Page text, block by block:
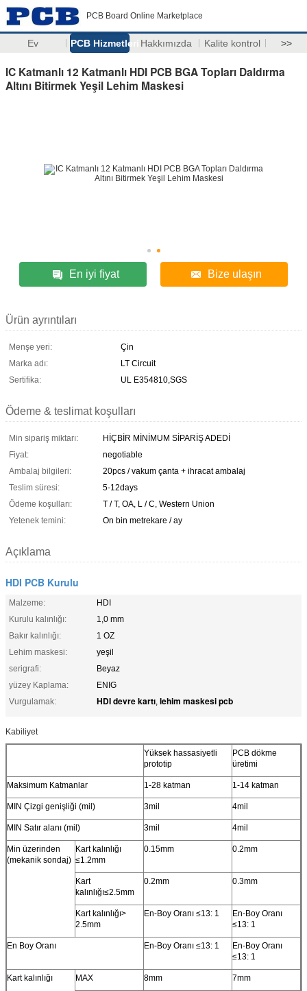
PCB Board Online Marketplace
Ev PCB Hizmetleri Hakkımızda Kalite kontrol >>
IC Katmanlı 12 Katmanlı HDI PCB BGA Topları Daldırma
Altını Bitirmek Yeşil Lehim Maskesi
En iyi fiyat Bize ulaşın
Ürün ayrıntıları
Menşe yeri:
Çin
Marka adı:
LT Circuit
Sertifika:
UL E354810,SGS
Ödeme & teslimat koşulları
Min sipariş miktarı:
HİÇBİR MİNİMUM SİPARİŞ ADEDİ
Fiyat:
negotiable
Ambalaj bilgileri:
20pcs / vakum çanta + ihracat ambalaj
Teslim süresi:
5-12days
Ödeme koşulları:
T / T, OA, L / C, Western Union
Yetenek temini:
On bin metrekare / ay
Açıklama
HDI PCB Kurulu
Malzeme:
HDI
Kurulu kalınlığı:
1,0 mm
Bakır kalınlığı:
1 OZ
Lehim maskesi:
yeşil
serigrafi:
Beyaz
yüzey Kaplama:
ENIG
Vurgulamak:
HDI devre kartı, lehim maskesi pcb
Kabiliyet
Yüksek hassasiyetli
prototip
PCB dökme
üretimi
Maksimum Katmanlar 1-28 katman 1-14 katman
MIN Çizgi genişliği (mil) 3mil 4mil
MIN Satır alanı (mil) 3mil 4mil
Min üzerinden
(mekanik sondaj)
Kart kalınlığı
≤1.2mm
0.15mm 0.2mm
Kart
kalınlığı≤2.5mm
0.2mm 0.3mm
Kart kalınlığı>
2.5mm
En-Boy Oranı ≤13: 1
En-Boy Oranı
≤13: 1
En Boy Oranı En-Boy Oranı ≤13: 1
En-Boy Oranı
≤13: 1
Kart kalınlığı MAX 8mm 7mm